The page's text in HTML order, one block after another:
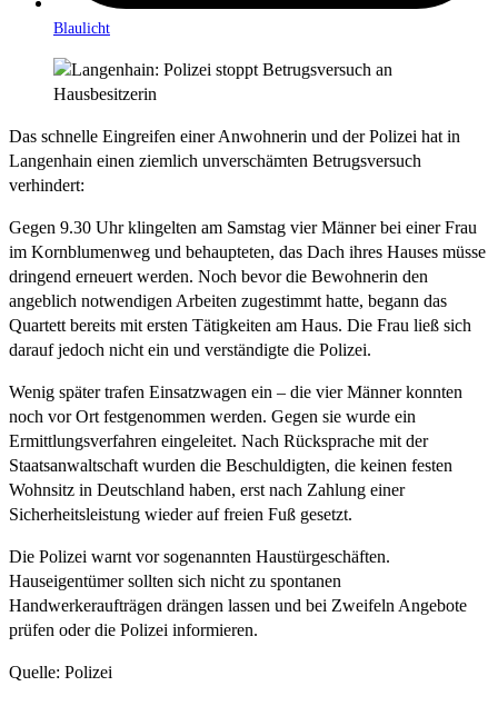
Blaulicht
Das schnelle Eingreifen einer Anwohnerin und der Polizei hat in
Langenhain einen ziemlich unverschämten Betrugsversuch
verhindert:
Gegen 9.30 Uhr klingelten am Samstag vier Männer bei einer Frau
im Kornblumenweg und behaupteten, das Dach ihres Hauses müsse
dringend erneuert werden. Noch bevor die Bewohnerin den
angeblich notwendigen Arbeiten zugestimmt hatte, begann das
Quartett bereits mit ersten Tätigkeiten am Haus. Die Frau ließ sich
darauf jedoch nicht ein und verständigte die Polizei.
Wenig später trafen Einsatzwagen ein – die vier Männer konnten
noch vor Ort festgenommen werden. Gegen sie wurde ein
Ermittlungsverfahren eingeleitet. Nach Rücksprache mit der
Staatsanwaltschaft wurden die Beschuldigten, die keinen festen
Wohnsitz in Deutschland haben, erst nach Zahlung einer
Sicherheitsleistung wieder auf freien Fuß gesetzt.
Die Polizei warnt vor sogenannten Haustürgeschäften.
Hauseigentümer sollten sich nicht zu spontanen
Handwerkeraufträgen drängen lassen und bei Zweifeln Angebote
prüfen oder die Polizei informieren.
Quelle: Polizei